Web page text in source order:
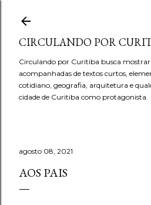
CIRCULANDO POR
Circulando por Curitiba busca
acompanhadas de textos curtos,
cotidiano, geografia, arquitetura e
cidade de Curitiba como protagonista.
agosto 08, 2021
AOS PAIS